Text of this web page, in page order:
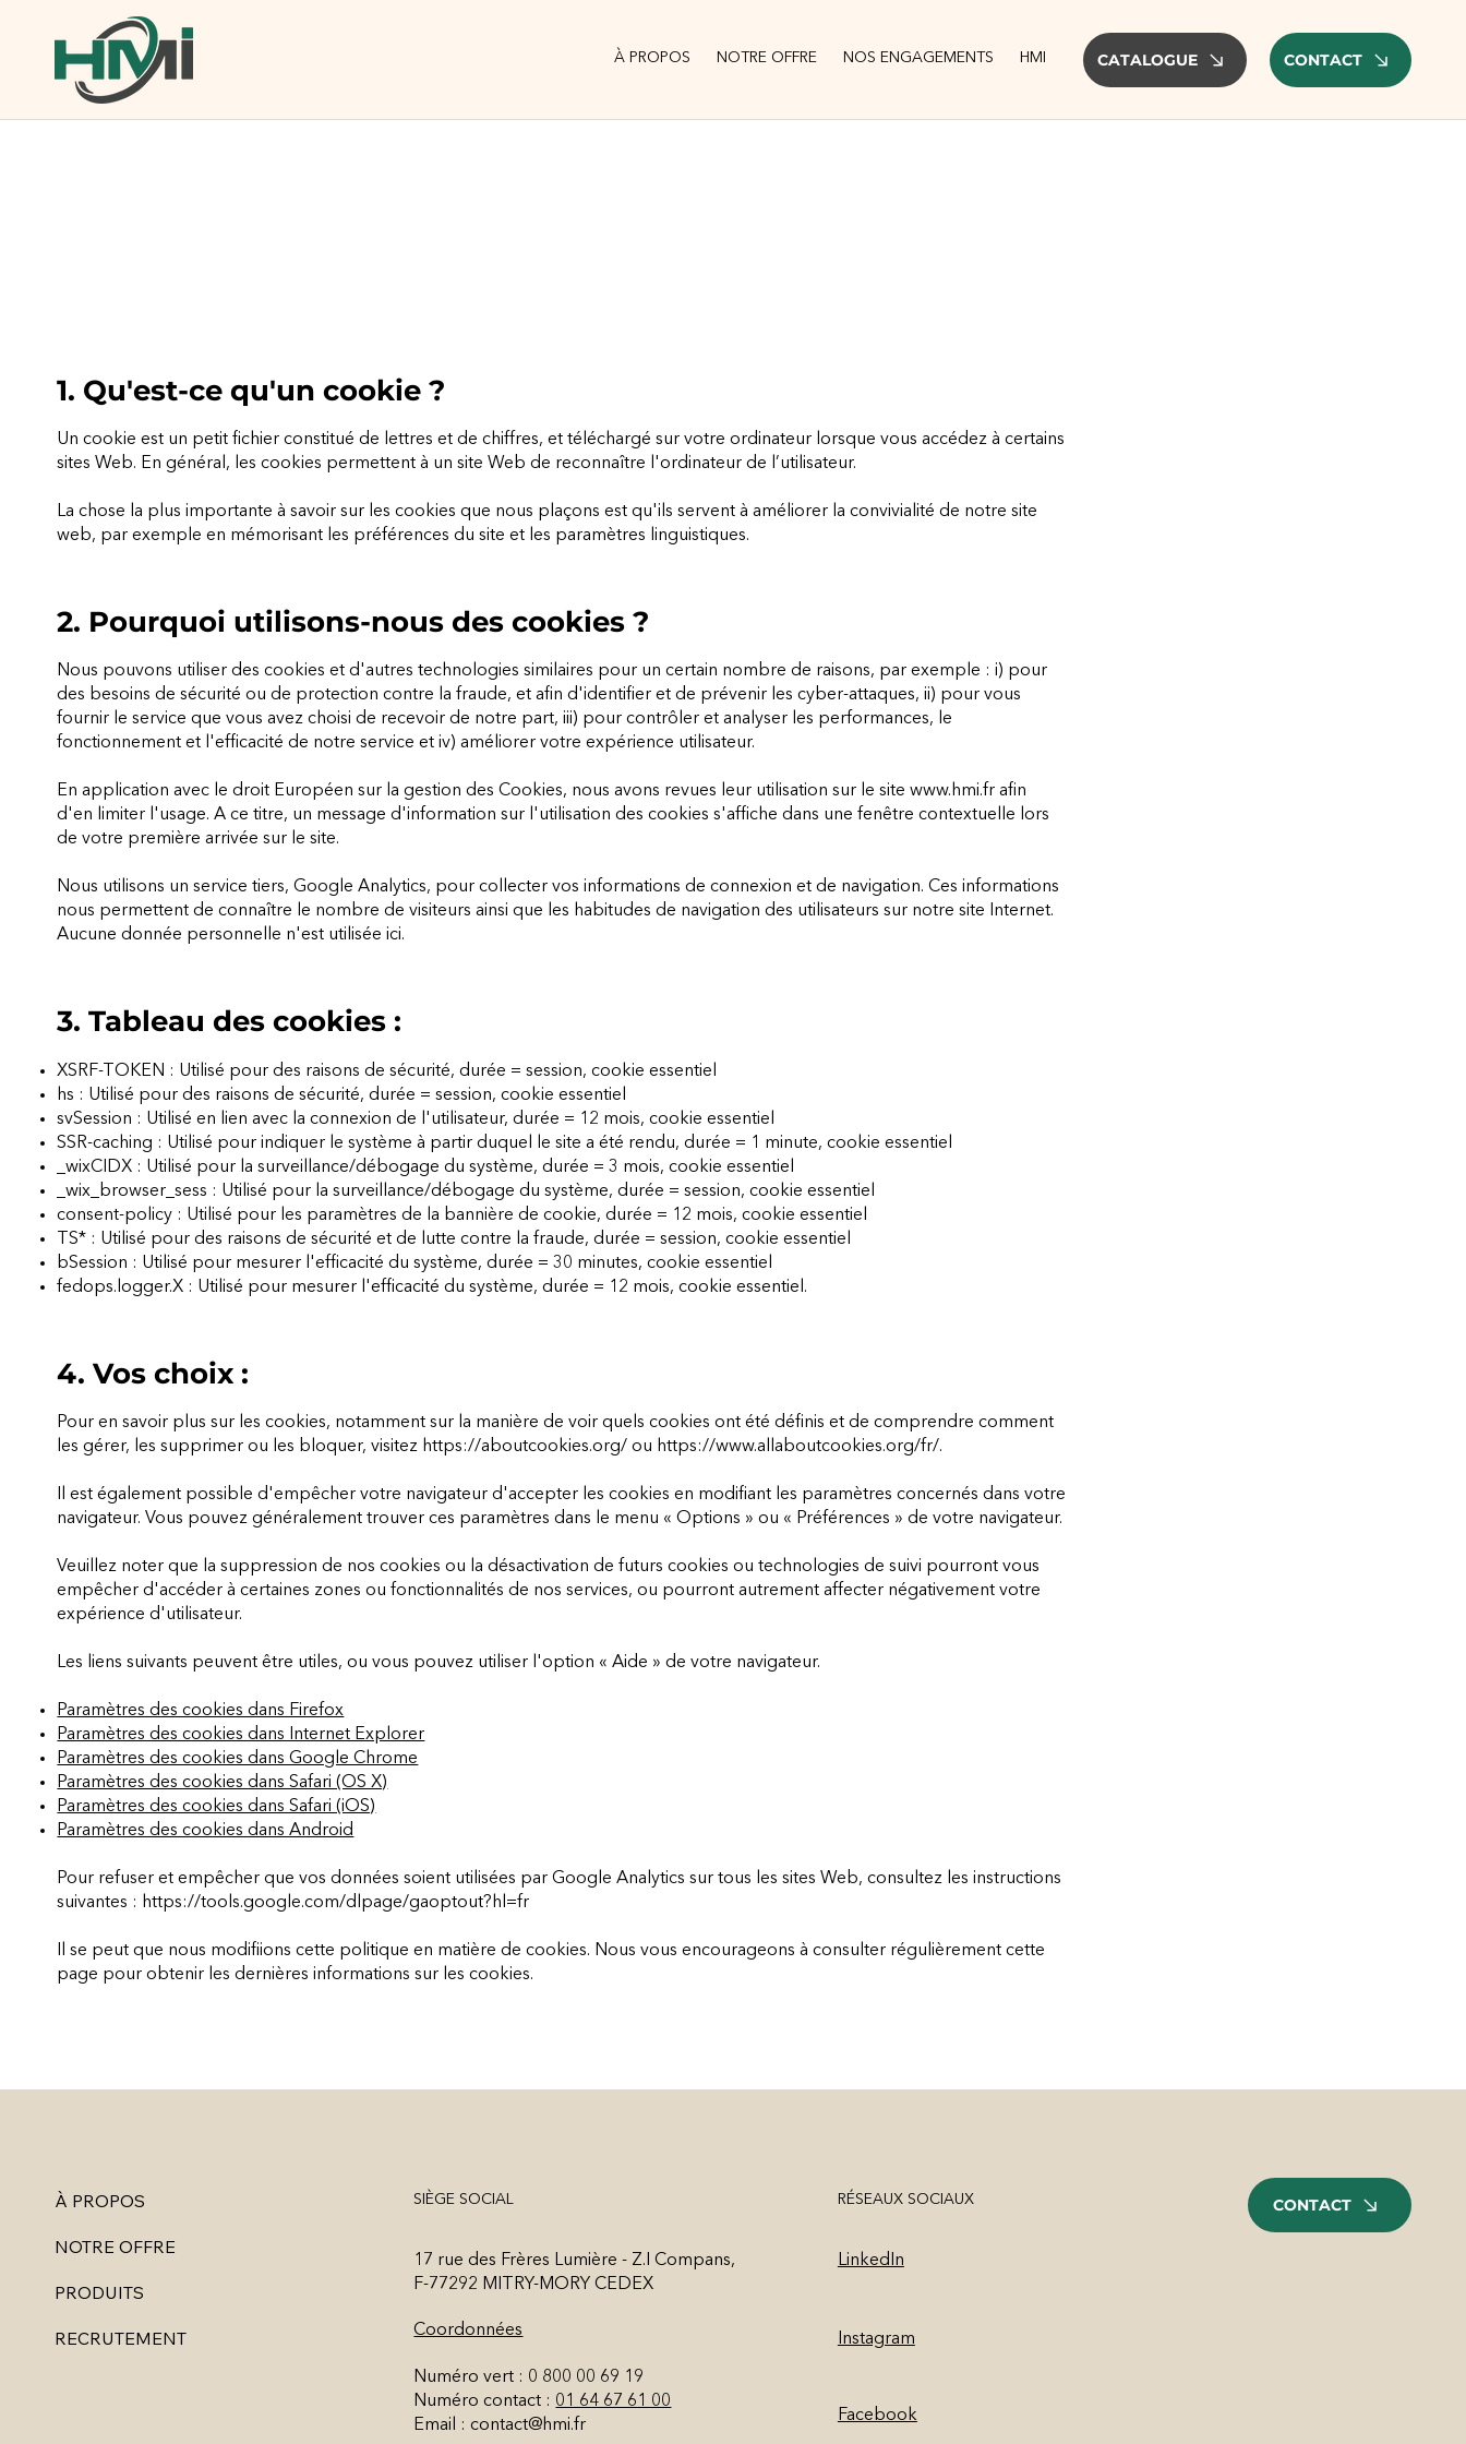
À PROPOS NOTRE OFFRE NOS ENGAGEMENTS HMI CATALOGUE CONTACT
1. Qu'est-ce qu'un cookie ?
Un cookie est un petit fichier constitué de lettres et de chiffres, et téléchargé sur votre ordinateur lorsque vous accédez à certains
sites Web. En général, les cookies permettent à un site Web de reconnaître l'ordinateur de l’utilisateur.
La chose la plus importante à savoir sur les cookies que nous plaçons est qu'ils servent à améliorer la convivialité de notre site
web, par exemple en mémorisant les préférences du site et les paramètres linguistiques.
2. Pourquoi utilisons-nous des cookies ?
Nous pouvons utiliser des cookies et d'autres technologies similaires pour un certain nombre de raisons, par exemple : i) pour
des besoins de sécurité ou de protection contre la fraude, et afin d'identifier et de prévenir les cyber-attaques, ii) pour vous
fournir le service que vous avez choisi de recevoir de notre part, iii) pour contrôler et analyser les performances, le
fonctionnement et l'efficacité de notre service et iv) améliorer votre expérience utilisateur.
En application avec le droit Européen sur la gestion des Cookies, nous avons revues leur utilisation sur le sitewww.hmi.fr afin
d'en limiter l'usage. A ce titre, un message d'information sur l'utilisation des cookies s'affiche dans une fenêtre contextuelle lors
de votre première arrivée sur le site.
Nous utilisons un service tiers, Google Analytics, pour collecter vos informations de connexion et de navigation. Ces informations
nous permettent de connaître le nombre de visiteurs ainsi que les habitudes de navigation des utilisateurs sur notre site Internet.
Aucune donnée personnelle n'est utilisée ici.
3. Tableau des cookies :
XSRF-TOKEN : Utilisé pour des raisons de sécurité, durée = session, cookie essentiel
hs : Utilisé pour des raisons de sécurité, durée = session, cookie essentiel
svSession : Utilisé en lien avec la connexion de l'utilisateur, durée = 12 mois, cookie essentiel
SSR-caching : Utilisé pour indiquer le système à partir duquel le site a été rendu, durée = 1 minute, cookie essentiel
_wixCIDX : Utilisé pour la surveillance/débogage du système, durée = 3 mois, cookie essentiel
_wix_browser_sess : Utilisé pour la surveillance/débogage du système, durée = session, cookie essentiel
consent-policy : Utilisé pour les paramètres de la bannière de cookie, durée = 12 mois, cookie essentiel
TS* : Utilisé pour des raisons de sécurité et de lutte contre la fraude, durée = session, cookie essentiel
bSession : Utilisé pour mesurer l'efficacité du système, durée = 30 minutes, cookie essentiel
fedops.logger.X : Utilisé pour mesurer l'efficacité du système, durée = 12 mois, cookie essentiel.
4. Vos choix :
Pour en savoir plus sur les cookies, notamment sur la manière de voir quels cookies ont été définis et de comprendre comment
les gérer, les supprimer ou les bloquer, visitez https://aboutcookies.org/ ou https://www.allaboutcookies.org/fr/.
Il est également possible d'empêcher votre navigateur d'accepter les cookies en modifiant les paramètres concernés dans votre
navigateur. Vous pouvez généralement trouver ces paramètres dans le menu « Options » ou « Préférences » de votre navigateur.
Veuillez noter que la suppression de nos cookies ou la désactivation de futurs cookies ou technologies de suivi pourront vous
empêcher d'accéder à certaines zones ou fonctionnalités de nos services, ou pourront autrement affecter négativement votre
expérience d'utilisateur.
Les liens suivants peuvent être utiles, ou vous pouvez utiliser l'option « Aide » de votre navigateur.
Paramètres des cookies dans Firefox
Paramètres des cookies dans Internet Explorer
Paramètres des cookies dans Google Chrome
Paramètres des cookies dans Safari (OS X)
Paramètres des cookies dans Safari (iOS)
Paramètres des cookies dans Android
Pour refuser et empêcher que vos données soient utilisées par Google Analytics sur tous les sites Web, consultez les instructions
suivantes : https://tools.google.com/dlpage/gaoptout?hl=fr
Il se peut que nous modifiions cette politique en matière de cookies. Nous vous encourageons à consulter régulièrement cette
page pour obtenir les dernières informations sur les cookies.
À PROPOS
NOTRE OFFRE
PRODUITS
RECRUTEMENT
SIÈGE SOCIAL
17 rue des Frères Lumière - Z.I Compans,
F-77292 MITRY-MORY CEDEX
Coordonnées
Numéro vert : 0 800 00 69 19
Numéro contact : 01 64 67 61 00
Email :contact@hmi.fr
RÉSEAUX SOCIAUX
LinkedIn
Facebook
Instagram
CONTACT